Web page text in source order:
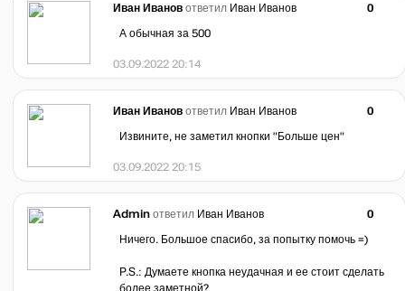
Иван Иванов ответил Иван Иванов
0
А обычная за 500
03.09.2022 20:14
Иван Иванов ответил Иван Иванов
0
Извините, не заметил кнопки "Больше цен"
03.09.2022 20:15
Admin ответил Иван Иванов
0
Ничего. Большое спасибо, за попытку помочь =)
P.S.: Думаете кнопка неудачная и ее стоит сделать
более заметной?